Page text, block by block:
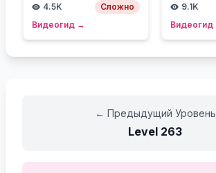
4.5K
Сложно
Видеогид →
9.1K
Видеогид
← Предыдущий Уровень
Level 263